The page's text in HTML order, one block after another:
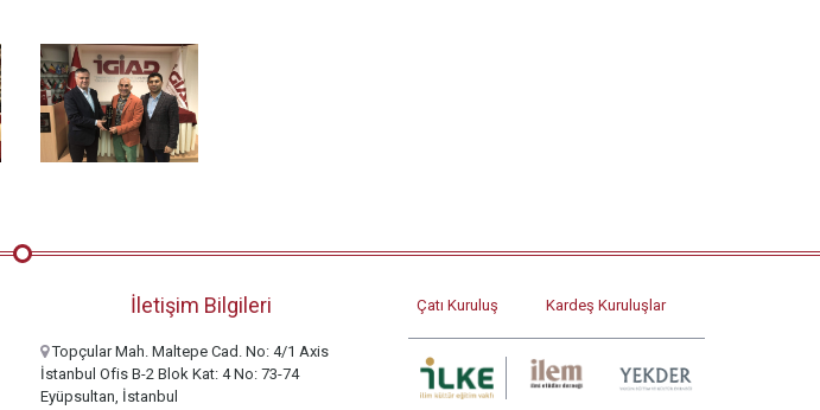
İletişim Bilgileri
Topçular Mah. Maltepe Cad. No: 4/1 Axis
İstanbul Ofis B-2 Blok Kat: 4 No: 73-74
Eyüpsultan, İstanbul
Çatı Kuruluş Kardeş Kuruluşlar